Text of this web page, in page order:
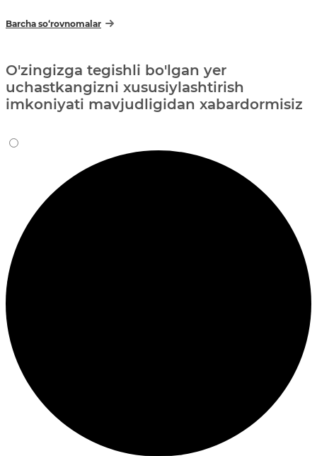
Barcha so‘rovnomalar
O'zingizga tegishli bo'lgan yer
uchastkangizni xususiylashtirish
imkoniyati mavjudligidan xabardormisiz